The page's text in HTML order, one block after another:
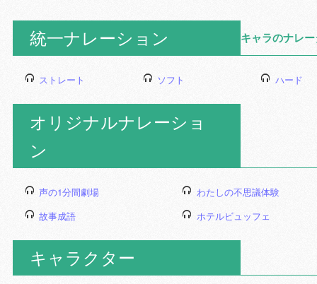
統一ナレーション キャラのナレ
ストレート ソフト ハード
オリジナルナレーショ
ン
声の1分間劇場
わたしの不思議体験
故事成語
ホテルビュッフェ
キャラクター